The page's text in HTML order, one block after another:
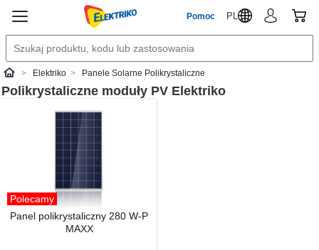
Pomoc PL
ElektrikoElektriko Panele Solarne Polikrystaliczne
Polikrystaliczne moduły PV Elektriko
Polecamy
Panel polikrystaliczny 280 W-P
MAXX